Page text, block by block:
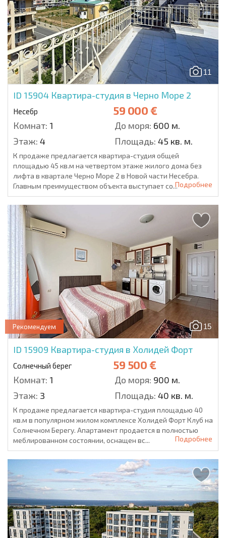
11
ID 15904 Квартира-студия в Черно Море 2
Несебр 59 000 €
Комнат: 1 До моря: 600 м.
Этаж: 4 Площадь: 45 кв. м.
К продаже предлагается квартира-студия общей
площадью 45 кв.м на четвертом этаже жилого дома без
лифта в квартале Черно Море 2 в Новой части Несебра.
Главным преимуществом объекта выступает со...Подробнее
15
Рекомендуем
ID 15909 Квартира-студия в Холидей Форт
Солнечный берег 59 500 €
Комнат: 1 До моря: 900 м.
Этаж: 3 Площадь: 40 кв. м.
К продаже предлагается квартира-студия площадью 40
кв.м в популярном жилом комплексе Холидей Форт Клуб на
Солнечном Берегу. Апартамент продается в полностью
меблированном состоянии, оснащен вс...
Подробнее